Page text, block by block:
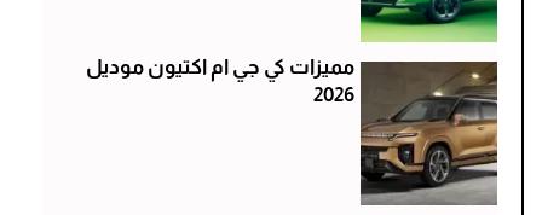
مميزات كي جي ام اكتيون موديل
2026